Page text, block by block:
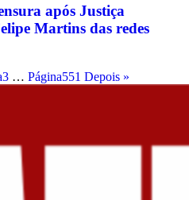
após Justiça
Martins das redes
3 … Página551 Depois »